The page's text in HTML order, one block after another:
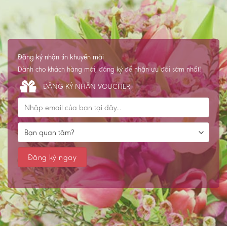
Đăng ký nhận tin khuyến mãi
Dành cho khách hàng mới, đăng ký để nhận ưu đãi sớm nhất!
ĐĂNG KÝ NHẬN VOUCHER